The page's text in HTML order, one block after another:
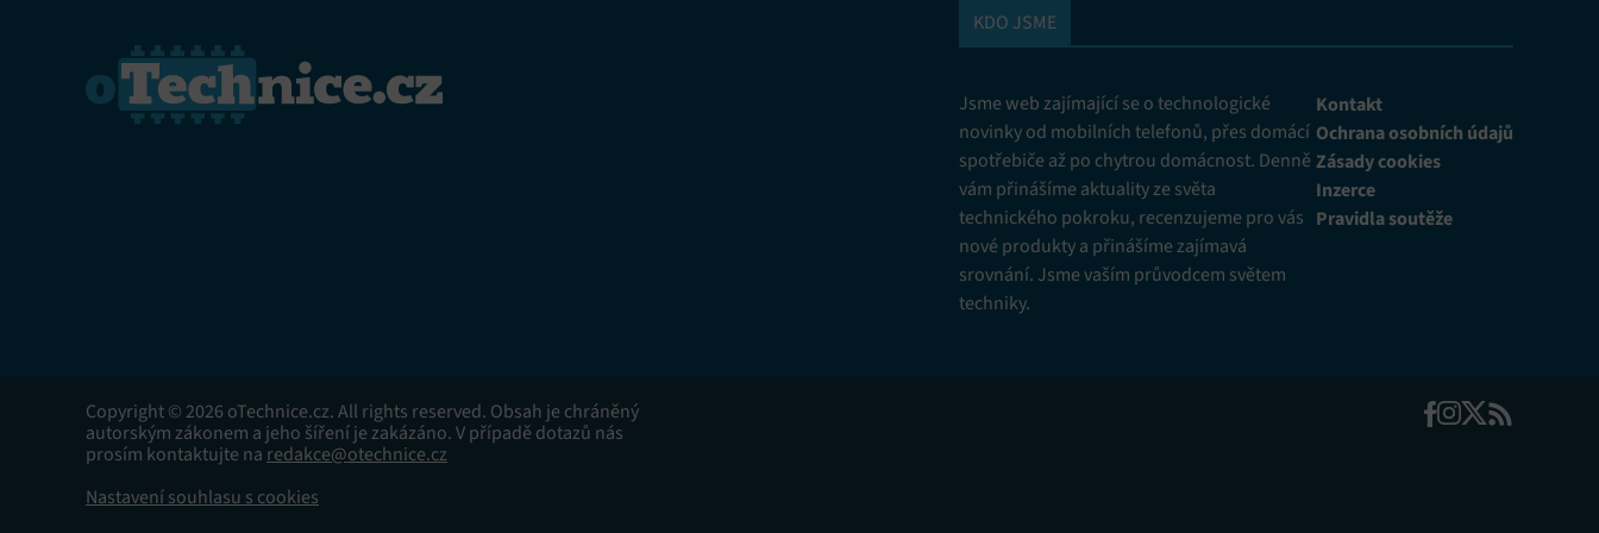
KDO JSME
Jsme web zajímající se o technologické
novinky od mobilních telefonů, přes domácí
spotřebiče až po chytrou domácnost. Denně
vám přinášíme aktuality ze světa
technického pokroku, recenzujeme pro vás
nové produkty a přinášíme zajímavá
srovnání. Jsme vaším průvodcem světem
techniky.
Kontakt
Ochrana osobních údajů
Zásady cookies
Inzerce
Pravidla soutěže
Copyright © 2026 oTechnice.cz. All rights reserved. Obsah je chráněný
autorským zákonem a jeho šíření je zakázáno. V případě dotazů nás
prosím kontaktujte na redakce@otechnice.cz
Nastavení souhlasu s cookies